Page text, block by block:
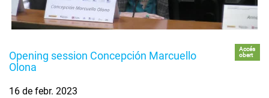
Opening session Concepción Marcuello
Olona
Accés
obert
16 de febr. 2023